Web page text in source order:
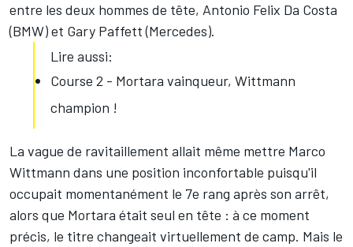
entre les deux hommes de tête, Antonio Felix Da Costa
(BMW) et Gary Paffett (Mercedes).
Lire aussi:
Course 2 - Mortara vainqueur, Wittmann
champion !
La vague de ravitaillement allait même mettre Marco
Wittmann dans une position inconfortable puisqu'il
occupait momentanément le 7e rang après son arrêt,
alors que Mortara était seul en tête : à ce moment
précis, le titre changeait virtuellement de camp. Mais le